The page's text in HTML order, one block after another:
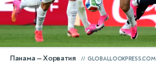
Панама — Хорватия GLOBALLOOKPRESS.COM